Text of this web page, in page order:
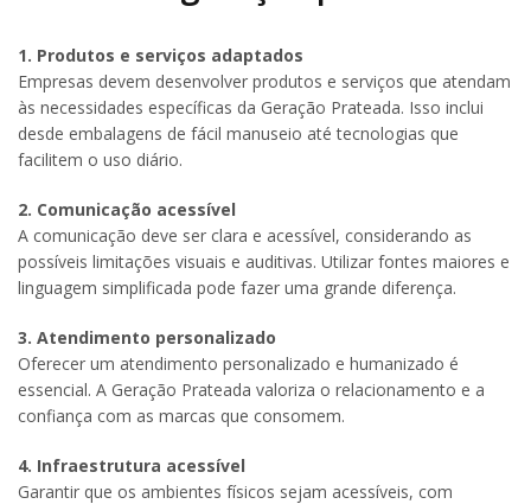
1. Produtos e serviços adaptados
Empresas devem desenvolver produtos e serviços que atendam
às necessidades específicas da Geração Prateada. Isso inclui
desde embalagens de fácil manuseio até tecnologias que
facilitem o uso diário.
2. Comunicação acessível
A comunicação deve ser clara e acessível, considerando as
possíveis limitações visuais e auditivas. Utilizar fontes maiores e
linguagem simplificada pode fazer uma grande diferença.
3. Atendimento personalizado
Oferecer um atendimento personalizado e humanizado é
essencial. A Geração Prateada valoriza o relacionamento e a
confiança com as marcas que consomem.
4. Infraestrutura acessível
Garantir que os ambientes físicos sejam acessíveis, com